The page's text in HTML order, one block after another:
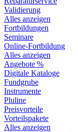
Validierung
Alles anzeigen
Fortbildungen
Seminare
Online-Fortbildung
Alles anzeigen
Angebote %
Digitale Kataloge
Fundgrube
Instrumente
Pluline
Preisvorteile
Vorteilspakete
Alles anzeigen